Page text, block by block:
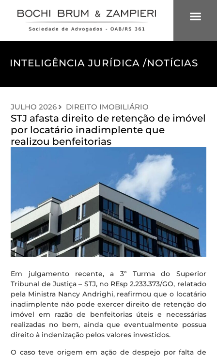
INTELIGÊNCIA JURÍDICA /NOTÍCIAS
JULHO 2026 DIREITO IMOBILIÁRIO
STJ afasta direito de retenção de imóvel
por locatário inadimplente que
realizou benfeitorias
Em julgamento recente, a 3ª Turma do Superior
Tribunal de Justiça – STJ, no REsp 2.233.373/GO, relatado
pela Ministra Nancy Andrighi, reafirmou que o locatário
inadimplente não pode exercer direito de retenção do
imóvel em razão de benfeitorias úteis e necessárias
realizadas no bem, ainda que eventualmente possua
direito à indenização pelos valores investidos.
O caso teve origem em ação de despejo por falta de